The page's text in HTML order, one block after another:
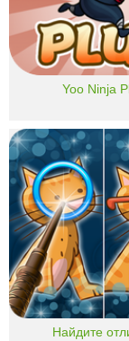
Yoo Ninja
Найдите